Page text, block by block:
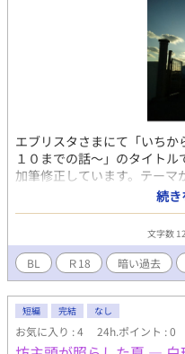
に物事を分析するタイプ。
野球部コーチ。 25歳。 蒼陵
ことを尊敬している。 教員
岡谷 蒼太 S大学事務職員。
エブリスタさまにて「いち
１０までの話～」のタイトル
加筆修正しています。テーマ
いただいたうえで、お話の
ます（お辞儀）。 あら
じめから逃げるため、胸に
な薬を体に打たなければ生
宮麟太郎と再会した壱は、
★白山（はくさん）高校
ち） 高三 香川 茜
ね） 高三 美術部兼
の みおり） 高三
と） 高三 ★宇都宮（
続き
文字数
BL Ｒ18 暗い過去
短編 完結 なし
お気に入り : 4 24h.ポイント : 0